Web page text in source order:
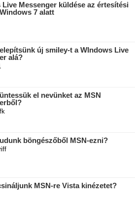
Messenger küldése az értesítési
7 alatt
új smiley-t a WIndows Live
alá?
el nevünket az MSN
böngészőből MSN-ezni?
MSN-re Vista kinézetet?